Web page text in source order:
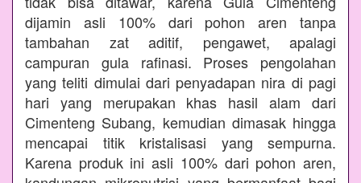
dijamin asli 100% dari pohon aren tanpa
tambahan zat aditif, pengawet, apalagi
campuran gula rafinasi. Proses pengolahan
yang teliti dimulai dari penyadapan nira di pagi
hari yang merupakan khas hasil alam dari
Cimenteng Subang, kemudian dimasak hingga
mencapai titik kristalisasi yang sempurna.
Karena produk ini asli 100% dari pohon aren,